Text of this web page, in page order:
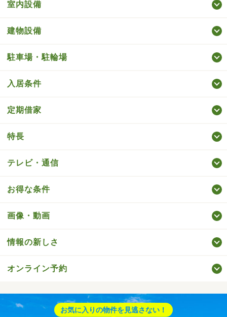
室内設備
建物設備
駐車場・駐輪場
入居条件
定期借家
特長
テレビ・通信
お得な条件
画像・動画
情報の新しさ
オンライン予約
お気に入りの物件を見逃さない！